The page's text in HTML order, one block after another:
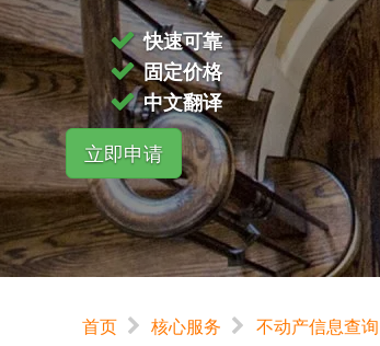
快速可靠
固定价格
中文翻译
立即申请
首页 核心服务 不动产信息查询